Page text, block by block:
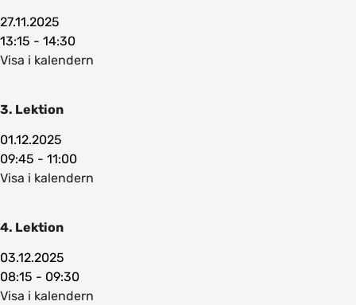
27.11.2025
13:15 - 14:30
Visa i kalendern
3. Lektion
01.12.2025
09:45 - 11:00
Visa i kalendern
4. Lektion
03.12.2025
08:15 - 09:30
Visa i kalendern